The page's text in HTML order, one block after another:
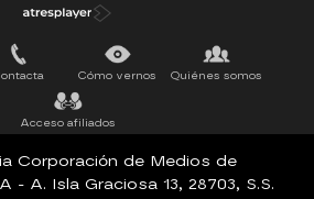
Cómo vernos Quiénes somos
Acceso afiliados
Corporación de Medios de
- A. Isla Graciosa 13, 28703, S.S.